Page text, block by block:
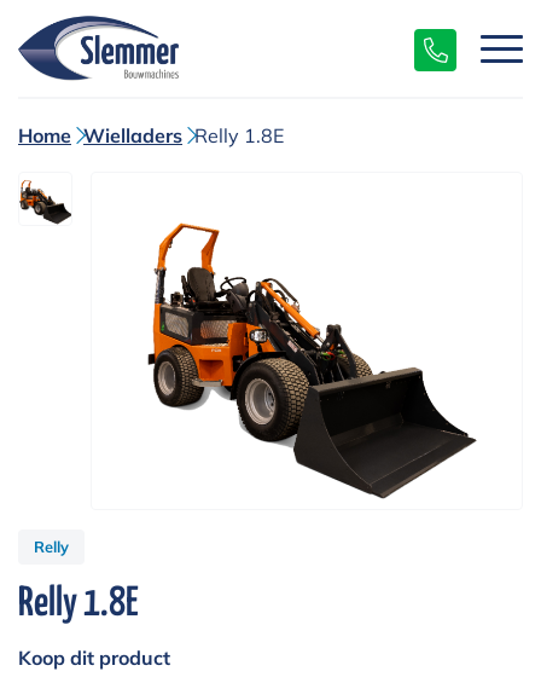
Home Wielladers Relly 1.8E
Relly
Relly 1.8E
Koop dit product